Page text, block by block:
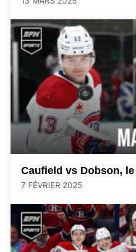
Caufield vs Dobson,
7 FÉVRIER 2025